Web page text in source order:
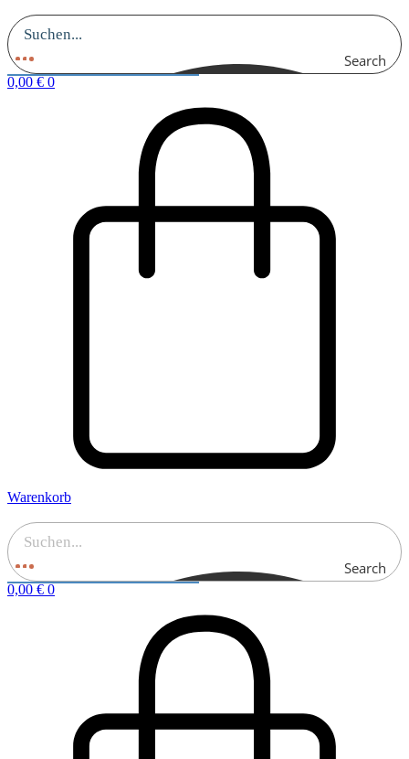
Search
0,00 € 0
Warenkorb
Search
0,00 € 0